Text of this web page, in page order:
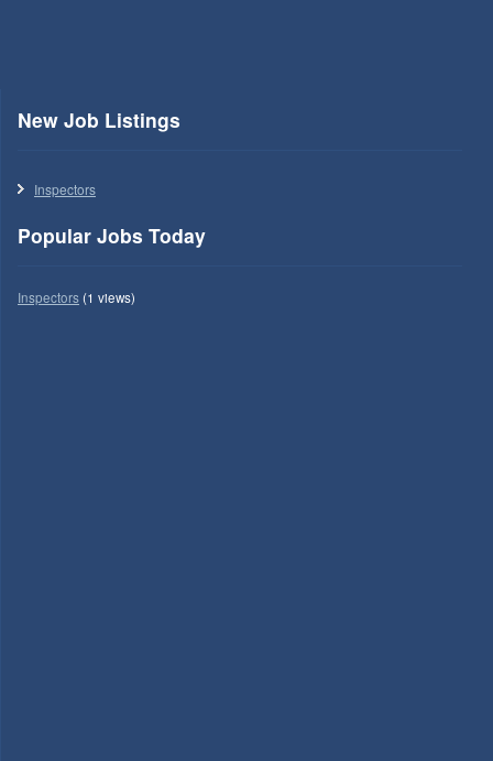
New Job Listings
Inspectors
Popular Jobs Today
Inspectors(1 views)